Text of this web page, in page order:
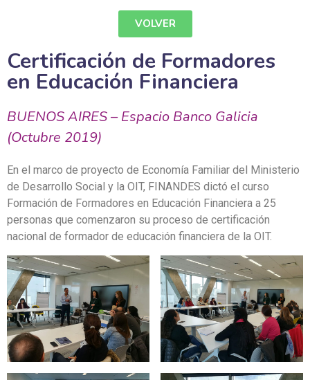
VOLVER
Certificación de Formadores
en Educación Financiera
BUENOS AIRES – Espacio Banco Galicia
(Octubre 2019)
En el marco de proyecto de Economía Familiar del Ministerio
de Desarrollo Social y la OIT, FINANDES dictó el curso
Formación de Formadores en Educación Financiera a 25
personas que comenzaron su proceso de certificación
nacional de formador de educación financiera de la OIT.